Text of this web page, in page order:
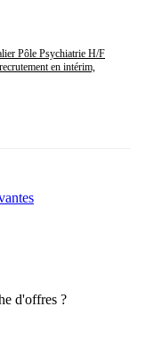
Pôle Psychiatrie H/F
en intérim,
d'offres ?